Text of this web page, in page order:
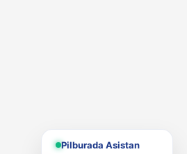
Pilburada Asistan